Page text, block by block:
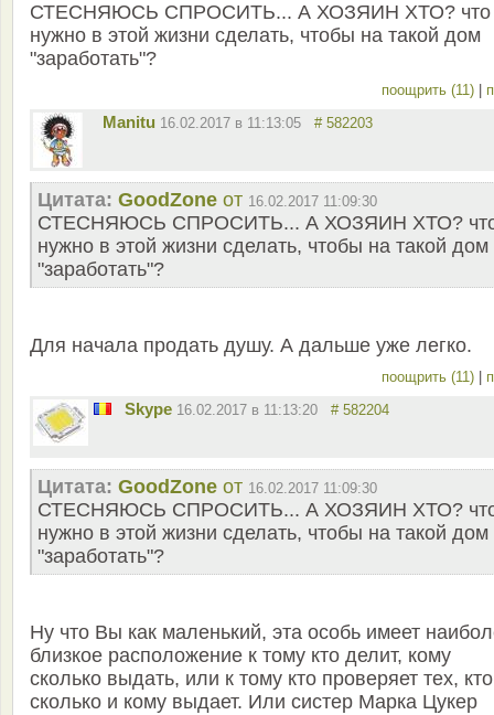
СТЕСНЯЮСЬ СПРОСИТЬ... А ХОЗЯИН ХТО? что
нужно в этой жизни сделать, чтобы на такой дом
"заработать"?
поощрить (11)
Manitu 16.02.2017 в 11:13:05 # 582203
Цитата: GoodZone от 16.02.2017 11:09:30
СТЕСНЯЮСЬ СПРОСИТЬ... А ХОЗЯИН ХТО?
нужно в этой жизни сделать, чтобы на такой дом
"заработать"?
Для начала продать душу. А дальше уже легко.
поощрить (11)
Skype 16.02.2017 в 11:13:20 # 582204
Цитата: GoodZone от 16.02.2017 11:09:30
СТЕСНЯЮСЬ СПРОСИТЬ... А ХОЗЯИН ХТО?
нужно в этой жизни сделать, чтобы на такой дом
"заработать"?
Ну что Вы как маленький, эта особь имеет
близкое расположение к тому кто делит, кому
сколько выдать, или к тому кто проверяет тех, кто
сколько и кому выдает. Или систер Марка Цукер